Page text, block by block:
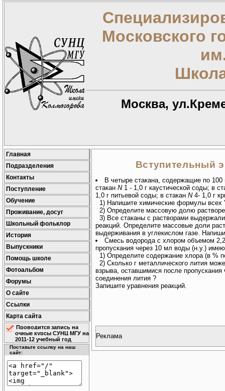
Московского
Москва,
Главная
Подразделения
Контакты
Поступление
Обучение
Проживание, досуг
Школьный фольклор
История
Выпускники
Помощь школе
Фотоальбом
Форумы
О сайте
Ссылки
Карта сайта
Проводится запись на
очные курсы СУНЦ МГУ на
2011-12 учебный год
Поставьте ссылку на наш
сайт:
Вступительный
В четыре стакана, содержащие по
стакан N1 - 1,0 г каустической соды; в
1,0 г питьевой соды; в стакан N4- 1,0 г
1) Напишите химические формулы всех
2) Определите массовую долю
3) Все стаканы с растворами
реакций. Определите массовые доли
выдерживания в углекислом газе.
Смесь водорода с хлором объемом
пропускания через 10 мл воды (н.у.)
1) Определите содержание хлора (в %
2) Сколько г металлического лития
взрыва, оставшимися после
соединения лития ?
Запишите уравнения реакций.
Реклама